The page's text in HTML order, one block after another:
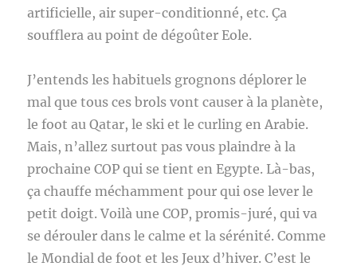
artificielle, air super-conditionné, etc. Ça
soufflera au point de dégoûter Eole.
J’entends les habituels grognons déplorer le
mal que tous ces brols vont causer à la planète,
le foot au Qatar, le ski et le curling en Arabie.
Mais, n’allez surtout pas vous plaindre à la
prochaine COP qui se tient en Egypte. Là-bas,
ça chauffe méchamment pour qui ose lever le
petit doigt. Voilà une COP, promis-juré, qui va
se dérouler dans le calme et la sérénité. Comme
le Mondial de foot et les Jeux d’hiver. C’est le